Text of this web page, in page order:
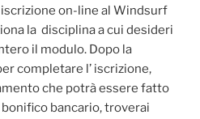
iscrizione on-line al Windsurf
la disciplina a cui desideri
il modulo. Dopo la
completare l’ iscrizione,
che potrà essere fatto
bancario, troverai